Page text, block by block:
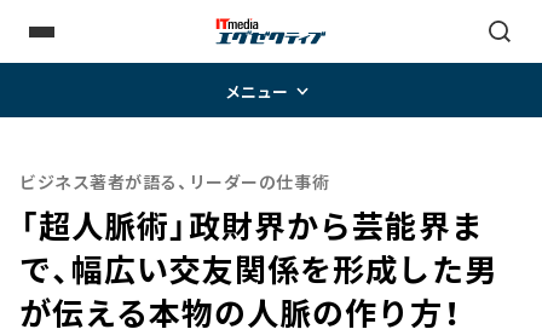
メニュー
ビジネス著者が語る、リーダーの仕事術
「超人脈術」政財界から芸能界ま
で、幅広い交友関係を形成した男
が伝える本物の人脈の作り方！